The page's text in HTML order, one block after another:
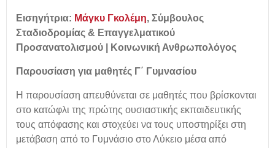
Εισηγήτρια: Μάγκυ Γκολέμη, Σύμβουλος
Σταδιοδρομίας & Επαγγελματικού
Προσανατολισμού | Κοινωνική Ανθρωπολόγος
Παρουσίαση για μαθητές Γ΄ Γυμνασίου
Η παρουσίαση απευθύνεται σε μαθητές που βρίσκονται
στο κατώφλι της πρώτης ουσιαστικής εκπαιδευτικής
τους απόφασης και στοχεύει να τους υποστηρίξει στη
μετάβαση από το Γυμνάσιο στο Λύκειο μέσα από